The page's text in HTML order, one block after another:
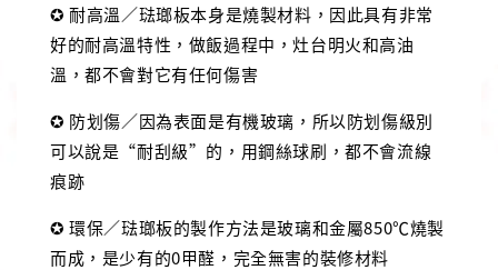
✪ 耐高溫／琺瑯板本身是燒製材料，因此具有非常
好的耐高溫特性，做飯過程中，灶台明火和高油
溫，都不會對它有任何傷害
✪ 防划傷／因為表面是有機玻璃，所以防划傷級別
可以說是“耐刮級”的，用鋼絲球刷，都不會流線
痕跡
✪ 環保／琺瑯板的製作方法是玻璃和金屬850℃燒製
而成，是少有的0甲醛，完全無害的裝修材料